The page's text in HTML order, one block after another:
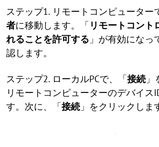
ステップ1. リモートコンピューター
者に移動します。「 リモートコント
れることを許可する 」が有効になっ
認します。
ステップ2. ローカルPCで、「接続 」
リモートコンピューターのデバイス
す。次に、「接続 」をクリックしま